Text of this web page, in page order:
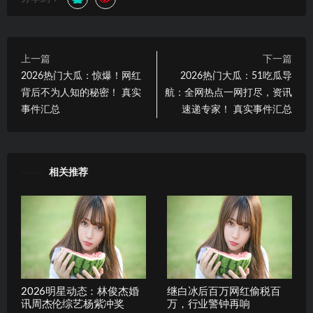
上一篇
2026热门大瓜：惊爆！网红
背后不为人知的秘密！ 真实
事件汇总
下一篇
2026热门大瓜：51吃瓜导
航：全网热点一网打尽，资讯
速递专家！ 真实事件汇总
相关推荐
2026明星动态：林俊杰婚
讯周杰伦综艺杨紫冲奖
继白冰后百万网红偷税百
万，行业警钟再响